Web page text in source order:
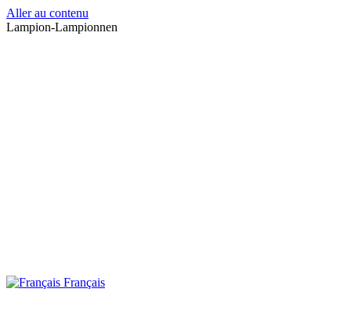
Aller au contenu
Lampion-Lampionnen
Français